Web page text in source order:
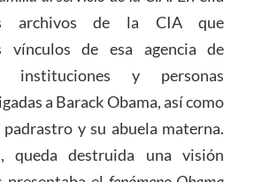
archivos de la CIA que
vínculos de esa agencia de
instituciones y personas
a Barack Obama, así como
padrastro y su abuela materna.
queda destruida una visión